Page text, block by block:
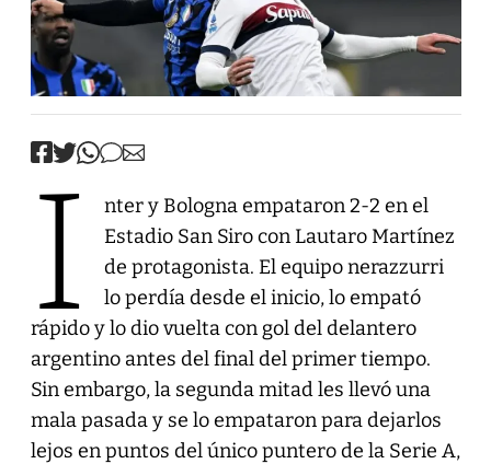
I
nter y Bologna empataron 2-2 en el
Estadio San Siro con Lautaro Martínez
de protagonista. El equipo nerazzurri
lo perdía desde el inicio, lo empató
rápido y lo dio vuelta con gol del delantero
argentino antes del final del primer tiempo.
Sin embargo, la segunda mitad les llevó una
mala pasada y se lo empataron para dejarlos
lejos en puntos del único puntero de la Serie A,